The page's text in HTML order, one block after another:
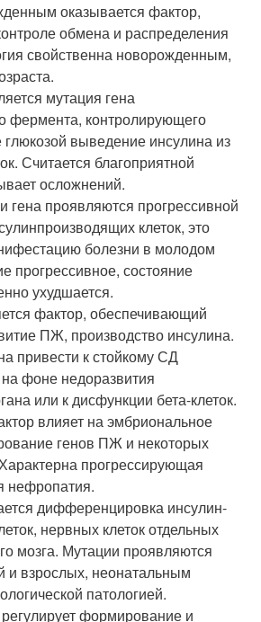
оказывается фактор,
обмена и распределения
свойственна новорожденным,
мутация гена
фермента, контролирующего
выведение инсулина из
Считается благоприятной
осложнений.
гена проявляются прогрессивной
клеток, это
болезни в молодом
прогрессивное, состояние
ухудшается.
фактор, обеспечивающий
ПЖ, производство инсулина.
привести к стойкому СД
фоне недоразвития
или к дисфункции бета-клеток.
влияет на эмбриональное
генов ПЖ и некоторых
прогрессирующая
нефропатия.
дифференцировка инсулин-
нервных клеток отдельных
мозга. Мутации проявляются
и взрослых, неонатальным
патологией.
формирование и